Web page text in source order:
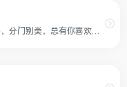
由小众软件读者评选得出优秀的软件，分门别类，总有你喜欢的软件